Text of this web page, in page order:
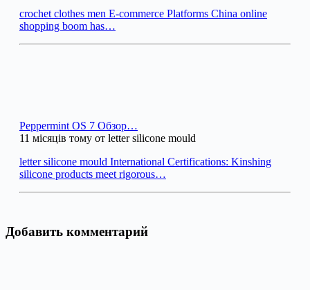
crochet clothes men E-commerce Platforms China online
shopping boom has…
Peppermint OS 7 Обзор…
11 місяців тому от letter silicone mould
letter silicone mould International Certifications: Kinshing
silicone products meet rigorous…
Добавить комментарий